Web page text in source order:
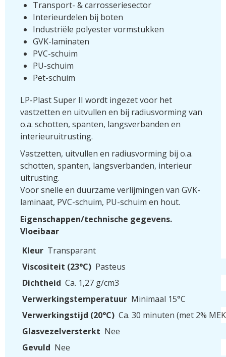
Transport- & carrosseriesector
Interieurdelen bij boten
Industriële polyester vormstukken
GVK-laminaten
PVC-schuim
PU-schuim
Pet-schuim
LP-Plast Super II wordt ingezet voor het
vastzetten en uitvullen en bij radiusvorming van
o.a. schotten, spanten, langsverbanden en
interieuruitrusting.
Vastzetten, uitvullen en radiusvorming bij o.a.
schotten, spanten, langsverbanden, interieur
uitrusting.
Voor snelle en duurzame verlijmingen van GVK-
laminaat, PVC-schuim, PU-schuim en hout.
Eigenschappen/technische gegevens.
Vloeibaar
Kleur Transparant
Viscositeit (23°C) Pasteus
Dichtheid Ca. 1,27 g/cm3
Verwerkingstemperatuur Minimaal 15°C
Verwerkingstijd (20°C) Ca. 30 minuten (met 2%
Glasvezelversterkt Nee
Gevuld Nee